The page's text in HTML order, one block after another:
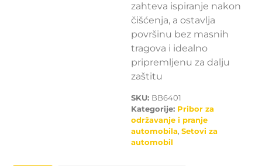
zahteva ispiranje nakon
čišćenja, a ostavlja
površinu bez masnih
tragova i idealno
pripremljenu za dalju
zaštitu
SKU: BB6401
Kategorije: Pribor za
održavanje i pranje
automobila, Setovi za
automobil